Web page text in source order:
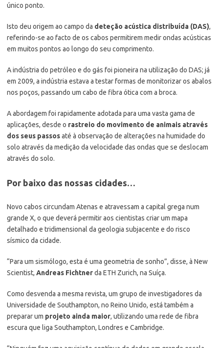
único ponto.
Isto deu origem ao campo da deteção acústica distribuída (DAS),
referindo-se ao facto de os cabos permitirem medir ondas acústicas
em muitos pontos ao longo do seu comprimento.
A indústria do petróleo e do gás foi pioneira na utilização do DAS; já
em 2009, a indústria estava a testar formas de monitorizar os abalos
nos poços, passando um cabo de fibra ótica com a broca.
A abordagem foi rapidamente adotada para uma vasta gama de
aplicações, desde o rastreio do movimento de animais através
dos seus passosaté à observação de alterações na humidade do
solo através da medição da velocidade das ondas que se deslocam
através do solo.
Por baixo das nossas cidades…
Novo cabos circundam Atenas e atravessam a capital grega num
grande X, o que deverá permitir aos cientistas criar um mapa
detalhado e tridimensional da geologia subjacente e do risco
sísmico da cidade.
“Para um sismólogo, esta é uma geometria de sonho”, disse, à New
Scientist, Andreas Fichtnerda ETH Zurich, na Suíça.
Como desvenda a mesma revista, um grupo de investigadores da
Universidade de Southampton, no Reino Unido, está também a
preparar um projeto ainda maior, utilizando uma rede de fibra
escura que liga Southampton, Londres e Cambridge.